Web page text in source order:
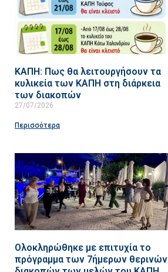
ΚΑΠΗ: Πως θα λειτουργήσουν τα
κυλικεία των ΚΑΠΗ στη διάρκεια
των διακοπών
27/07/2026
Περισσότερα
Ολοκληρώθηκε με επιτυχία το
πρόγραμμα των 7ήμερων θερινών